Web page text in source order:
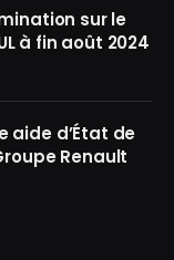
sur le
à fin août 2024
aide d’État de
Renault